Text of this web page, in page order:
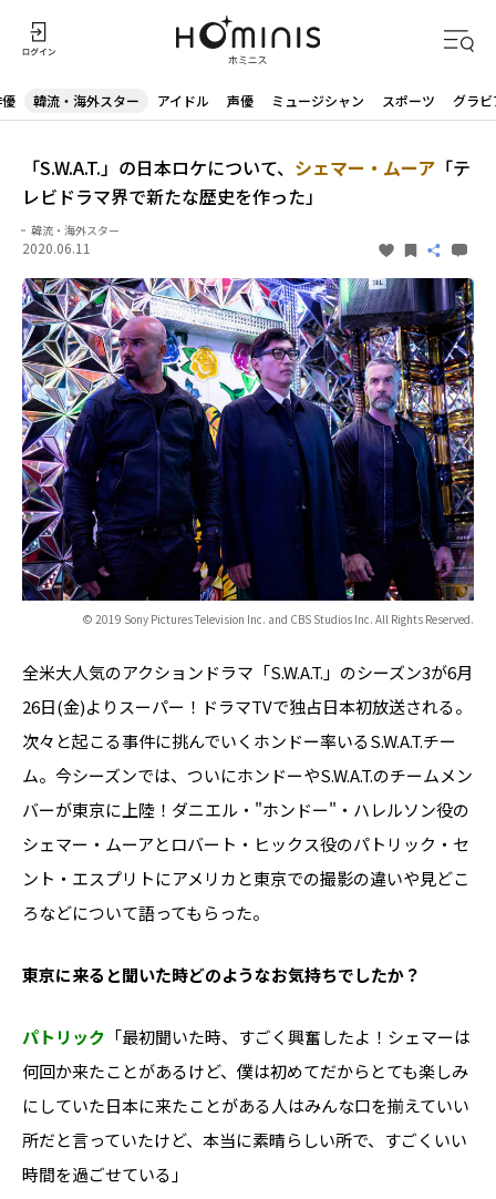
韓流・海外スター アイドル 声優 ミュージシャン スポーツ グラビ
「S.W.A.T.」の日本ロケについて、 シェマー・ムーア 「テ
レビドラマ界で新たな歴史を作った」
韓流・海外スター
2020.06.11
© 2019 Sony Pictures Television Inc. and CBS Studios Inc. All Rights Reserved.
全米大人気のアクションドラマ「S.W.A.T.」のシーズン3が6月
26日(金)よりスーパー！ドラマTVで独占日本初放送される。
次々と起こる事件に挑んでいくホンドー率いるS.W.A.T.チー
ム。今シーズンでは、ついにホンドーやS.W.A.T.のチームメン
バーが東京に上陸！ダニエル・"ホンドー"・ハレルソン役の
シェマー・ムーアとロバート・ヒックス役のパトリック・セ
ント・エスプリトにアメリカと東京での撮影の違いや見どこ
ろなどについて語ってもらった。
――東京に来ると聞いた時どのようなお気持ちでしたか？
パトリック 「最初聞いた時、すごく興奮したよ！シェマーは
何回か来たことがあるけど、僕は初めてだからとても楽しみ
にしていた日本に来たことがある人はみんな口を揃えていい
所だと言っていたけど、本当に素晴らしい所で、すごくいい
時間を過ごせている」